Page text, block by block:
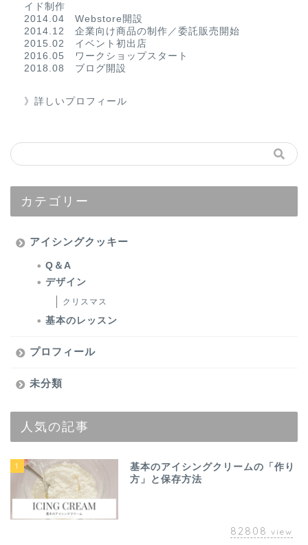
イド制作
2014.04 Webstore開設
2014.12 企業向け商品の制作／委託販売開始
2015.02 イベント初出店
2016.05 ワークショップスタート
2018.08 ブログ開設
》詳しいプロフィール
カテゴリー
アイシングクッキー
Q＆A
デザイン
クリスマス
基本のレッスン
プロフィール
未分類
人気の記事
1
基本のアイシングクリームの「作り
方」と保存方法
82808 view